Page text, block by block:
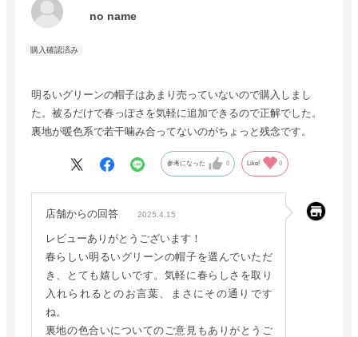
no name
明るいグリーンの帽子はあまり売っていないので購入しまし
た。被るだけで春っぽさを気軽に追加できるので正解でした。
裏地が暖色系で若干噛み合ってないのがちょっと残念です。
参考になった 0 Like! 0
店舗からの回答 2025.4.15
レビューありがとうございます！
春らしい明るいグリーンの帽子を選んでいただ
き、とても嬉しいです。気軽に春らしさを取り
入れられるとのお言葉、まさにその通りです
ね。
裏地の色合いについてのご意見もありがとうご